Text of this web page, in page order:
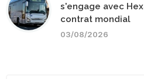
s'engage avec
contrat mondial
03/08/2026